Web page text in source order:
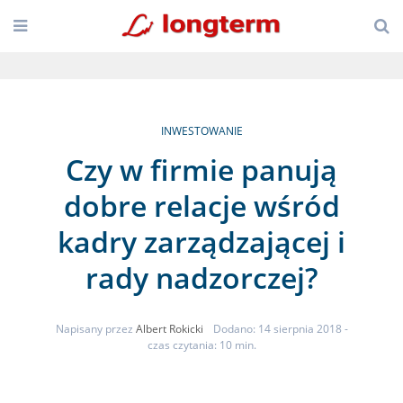
INWESTOWANIE
Czy w firmie panują
dobre relacje wśród
kadry zarządzającej i
rady nadzorczej?
Napisany przez Albert Rokicki Dodano: 14 sierpnia 2018 -
czas czytania: 10 min.